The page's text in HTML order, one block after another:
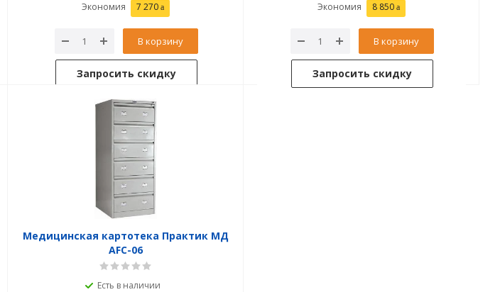
Экономия 7 270
В корзину
Запросить скидку
Экономия 8 850
В корзину
Запросить скидку
Медицинская картотека Практик МД
AFC-06
Есть в наличии